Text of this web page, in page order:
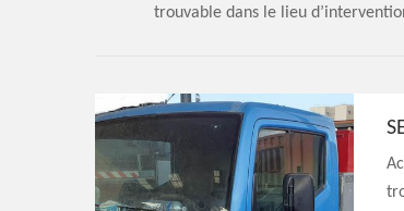
trouvable dans le lieu